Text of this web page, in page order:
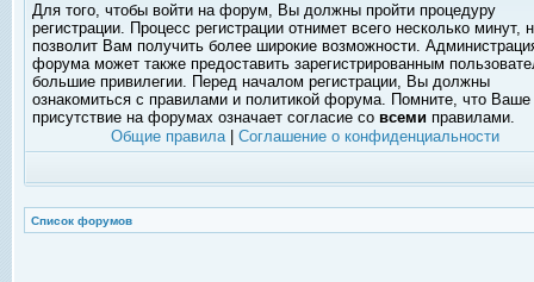
Для того, чтобы войти на форум, Вы должны пройти процедуру
регистрации. Процесс регистрации отнимет всего несколько минут,
позволит Вам получить более широкие возможности.
форума может также предоставить зарегистрированным
большие привилегии. Перед началом регистрации, Вы должны
ознакомиться с правилами и политикой форума. Помните, что Ваше
присутствие на форумах означает согласие со всеми правилами.
Общие правила| Соглашение о конфиденциальности
Список форумов